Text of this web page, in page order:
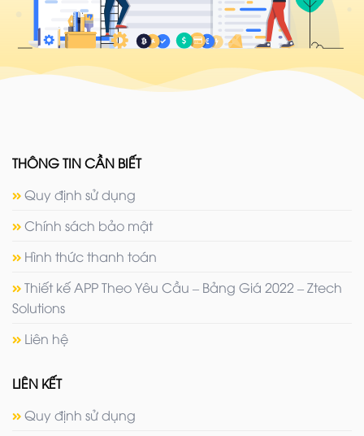
THÔNG TIN CẦN BIẾT
Quy định sử dụng
Chính sách bảo mật
Hình thức thanh toán
Thiết kế APP Theo Yêu Cầu – Bảng Giá 2022 – Ztech
Solutions
Liên hệ
LIÊN KẾT
Quy định sử dụng